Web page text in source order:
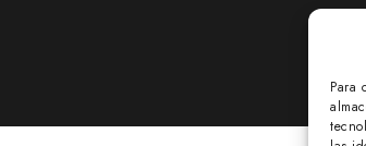
Para